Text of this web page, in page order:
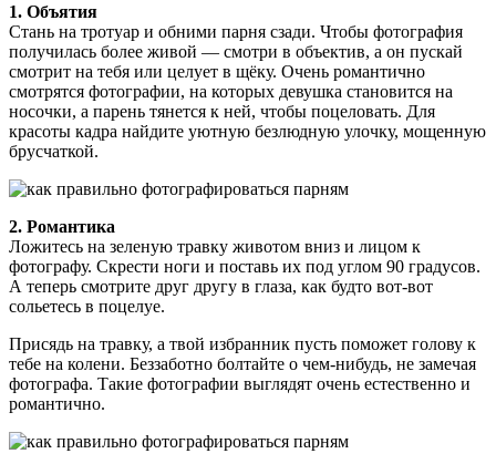
1. Объятия
Стань на тротуар и обними парня сзади. Чтобы фотография
получилась более живой — смотри в объектив, а он пускай
смотрит на тебя или целует в щёку. Очень романтично
смотрятся фотографии, на которых девушка становится на
носочки, а парень тянется к ней, чтобы поцеловать. Для
красоты кадра найдите уютную безлюдную улочку, мощенную
брусчаткой.
2. Романтика
Ложитесь на зеленую травку животом вниз и лицом к
фотографу. Скрести ноги и поставь их под углом 90 градусов.
А теперь смотрите друг другу в глаза, как будто вот-вот
сольетесь в поцелуе.
Присядь на травку, а твой избранник пусть поможет голову к
тебе на колени. Беззаботно болтайте о чем-нибудь, не замечая
фотографа. Такие фотографии выглядят очень естественно и
романтично.